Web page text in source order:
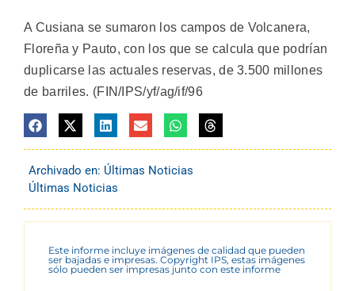
A Cusiana se sumaron los campos de Volcanera,
Floreña y Pauto, con los que se calcula que podrían
duplicarse las actuales reservas, de 3.500 millones
de barriles. (FIN/IPS/yf/ag/if/96
Archivado en: Últimas Noticias
Últimas Noticias
Este informe incluye imágenes de calidad que pueden
ser bajadas e impresas. Copyright IPS, estas imágenes
sólo pueden ser impresas junto con este informe